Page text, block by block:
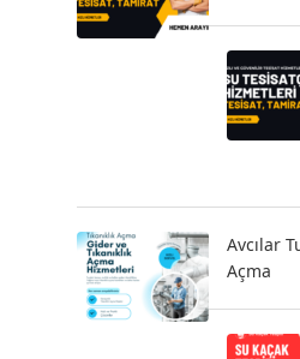
Avcılar
Açma